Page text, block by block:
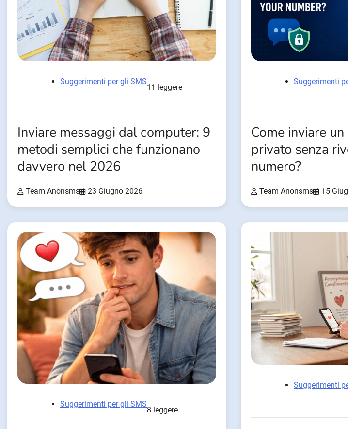
Suggerimenti per gli SMS
11 leggere
Inviare messaggi dal computer: 9
metodi semplici che funzionano
davvero nel 2026
Team Anonsms 23 Giugno 2026
Suggerimenti
Come inviare
privato senza
numero?
Team Anonsms 15
Suggerimenti per gli SMS
8 leggere
Suggerimenti